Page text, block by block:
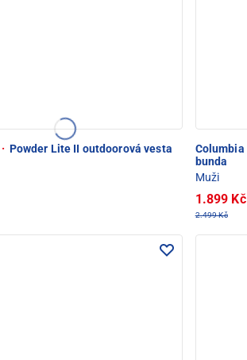
· Powder Lite II outdoorová vesta
Columbia
bunda
Muži
1.899 Kč
2.499 Kč